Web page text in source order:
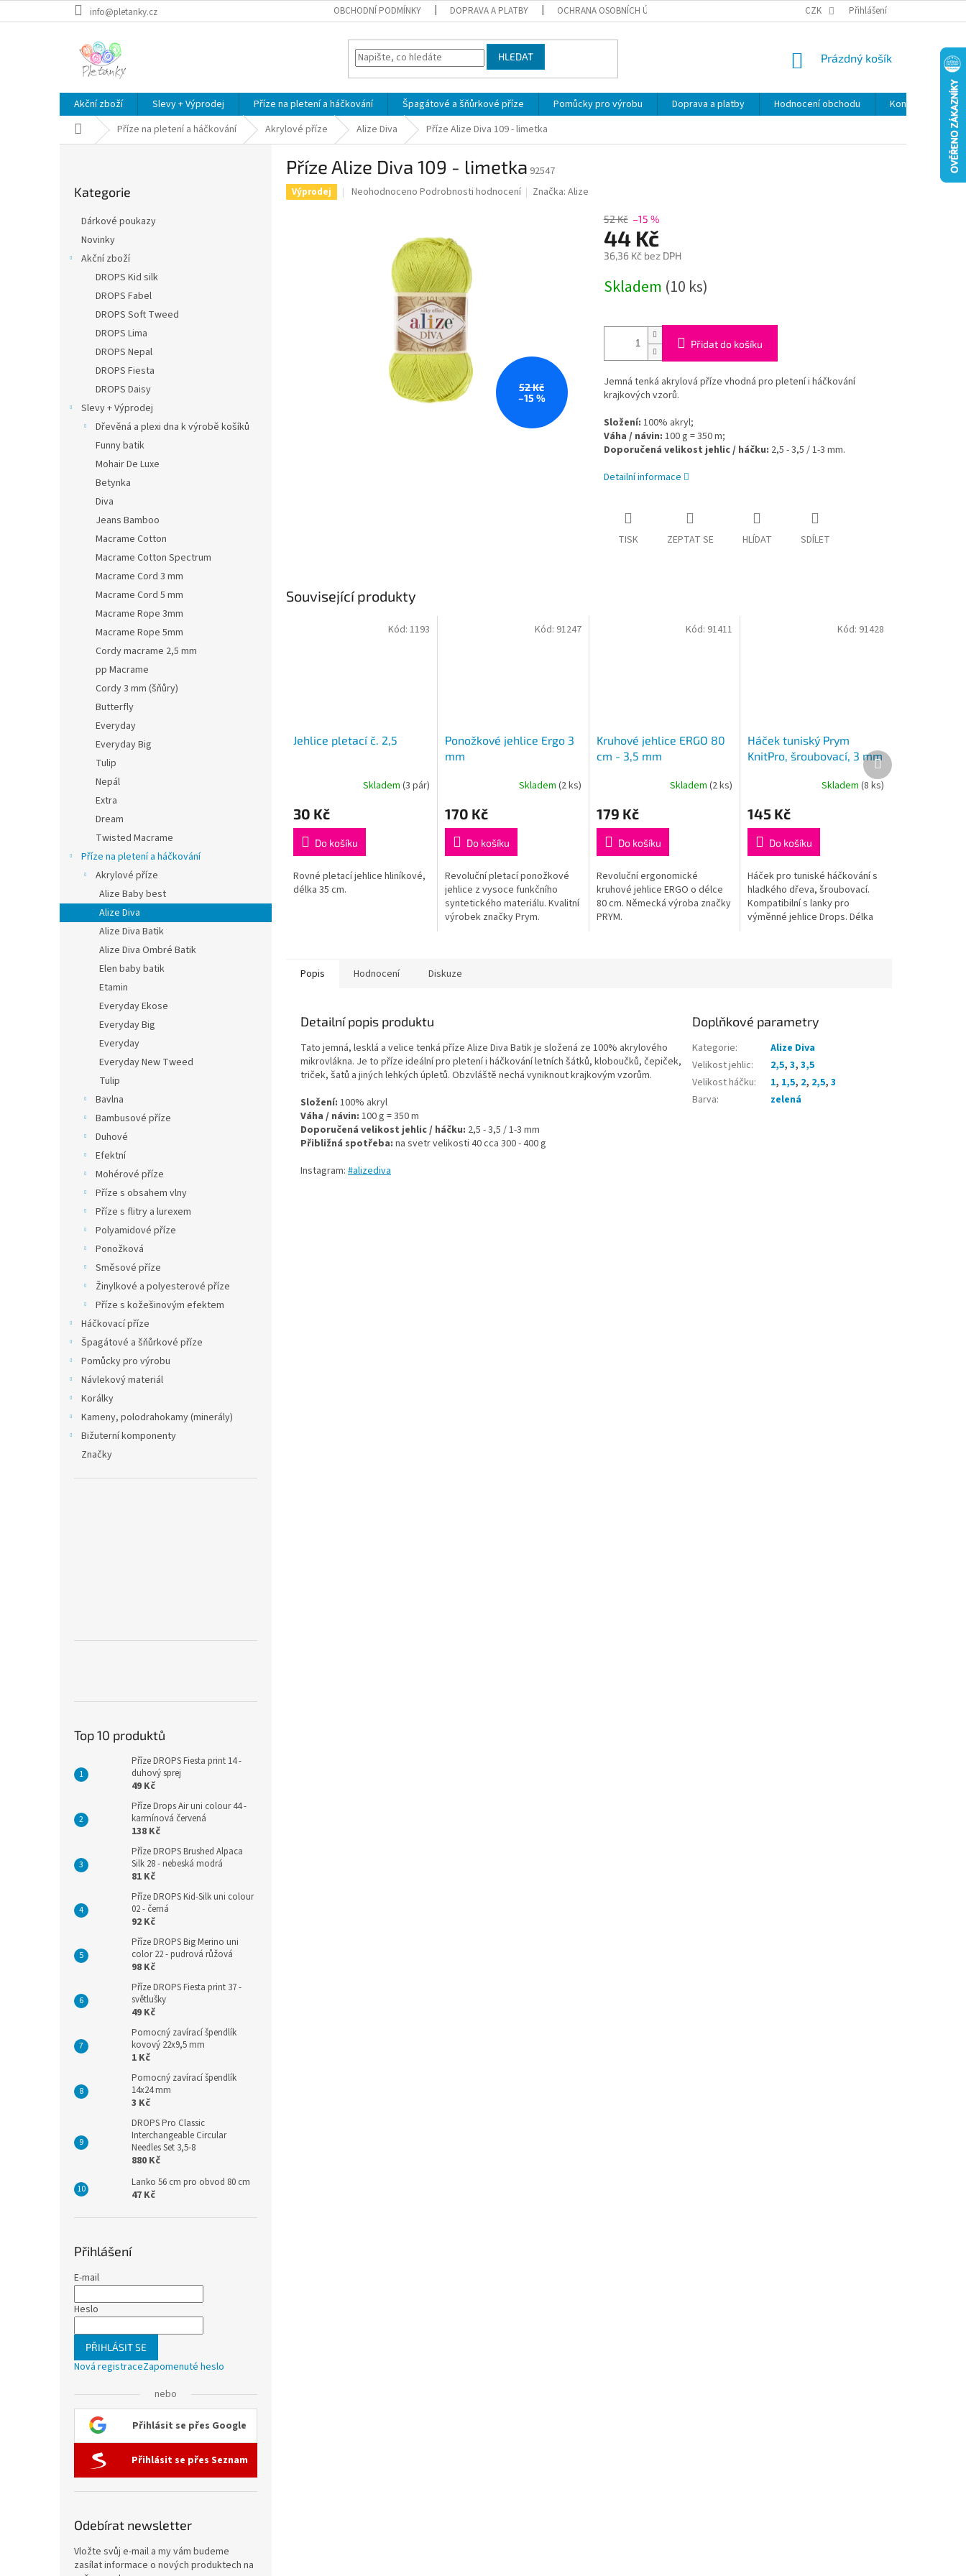
na
info@pletanky.cz OBCHODNÍ PODMÍNKY DOPRAVA A PLATBY OCHRANA OSOBNÍCH ÚDAJŮ CZK Přihlášení
HLEDAT
NÁKUPNÍ
Prázdný košík
Akční zboží Slevy + Výprodej Příze na pletení a háčkování Špagátové a šňůrkové příze Pomůcky pro výrobu Doprava a platby Hodnocení obchodu Kontakty
Domů Příze na pletení a háčkování Akrylové příze Alize Diva Příze Alize Diva 109 - limetka
kategorie
Kategorie
Dárkové poukazy
Novinky
Akční zboží
DROPS Kid silk
DROPS Fabel
DROPS Soft Tweed
DROPS Lima
DROPS Nepal
DROPS Fiesta
DROPS Daisy
Slevy + Výprodej
Dřevěná a plexi dna k výrobě košíků
Funny batik
Mohair De Luxe
Betynka
Diva
Jeans Bamboo
Macrame Cotton
Macrame Cotton Spectrum
Macrame Cord 3 mm
Macrame Cord 5 mm
Macrame Rope 3mm
Macrame Rope 5mm
Cordy macrame 2,5 mm
pp Macrame
Cordy 3 mm (šňůry)
Butterfly
Everyday
Everyday Big
Tulip
Nepál
Extra
Dream
Twisted Macrame
Příze na pletení a háčkování
Akrylové příze
Alize Baby best
Alize Diva
Alize Diva Batik
Alize Diva Ombré Batik
Elen baby batik
Etamin
Everyday Ekose
Everyday Big
Everyday
Everyday New Tweed
Tulip
Bavlna
Bambusové příze
Duhové
Efektní
Mohérové příze
Příze s obsahem vlny
Příze s flitry a lurexem
Polyamidové příze
Ponožková
Směsové příze
Žinylkové a polyesterové příze
Příze s kožešinovým efektem
Háčkovací příze
Špagátové a šňůrkové příze
Pomůcky pro výrobu
Návlekový materiál
Korálky
Kameny, polodrahokamy (minerály)
Bižuterní komponenty
Značky
Top 10 produktů
Příze DROPS Fiesta print 14 -
duhový sprej
49 Kč
Příze Drops Air uni colour 44 -
karmínová červená
138 Kč
Příze DROPS Brushed Alpaca
Silk 28 - nebeská modrá
81 Kč
Příze DROPS Kid-Silk uni colour
02 - černá
92 Kč
Příze DROPS Big Merino uni
color 22 - pudrová růžová
98 Kč
Příze DROPS Fiesta print 37 -
světlušky
49 Kč
Pomocný zavírací špendlík
kovový 22x9,5 mm
1 Kč
Pomocný zavírací špendlík
14x24 mm
3 Kč
DROPS Pro Classic
Interchangeable Circular
Needles Set 3,5-8
880 Kč
Lanko 56 cm pro obvod 80 cm
47 Kč
Přihlášení
E-mail
Heslo
PŘIHLÁSIT SE
Nová registraceZapomenuté heslo
nebo
Přihlásit se přes Google
Přihlásit se přes Seznam
Odebírat newsletter
Vložte svůj e-mail a my vám budeme
zasílat informace o nových produktech na
Příze Alize Diva 109 - limetka 92547
Výprodej
Průměrné
hvězdiček.
Neohodnoceno Podrobnosti hodnocení Značka:Alize
52 Kč
–15 %
52 Kč –15 %
44 Kč
36,36 Kč bez DPH
cena:
Skladem (10 ks)
Přidat do košíku
Jemná tenká akrylová příze vhodná pro pletení i háčkování
krajkových vzorů.
Složení: 100% akryl;
Váha / návin: 100 g = 350 m;
Doporučená velikost jehlic / háčku: 2,5 - 3,5 / 1-3 mm.
Detailní informace
TISK ZEPTAT SE HLÍDAT SDÍLET
Související produkty
Jehlice pletací č. 2,5
Skladem (3 pár)
30 Kč
Do košíku
Rovné pletací jehlice hliníkové,
délka 35 cm.
Kód: 1193
Ponožkové jehlice Ergo 3
mm
produktu
je
5,0
z
5
hvězdiček.
Skladem (2 ks)
170 Kč
Do košíku
Revoluční pletací ponožkové
jehlice z vysoce funkčního
syntetického materiálu. Kvalitní
výrobek značky Prym.
Kód: 91247
Kruhové jehlice ERGO 80
cm - 3,5 mm
Skladem(2 ks)
179 Kč
Do košíku
Revoluční ergonomické
kruhové jehlice ERGO o délce
80 cm. Německá výroba značky
PRYM.
Kód: 91411
Háček tuniský Prym
KnitPro, šroubovací, 3 mm
produktu
je
5,0
z
5
hvězdiček.
Skladem(8 ks)
145 Kč
Do košíku
Háček pro tuniské háčkování s
hladkého dřeva, šroubovací.
Kompatibilní s lanky pro
výměnné jehlice Drops. Délka
Kód: 91428
Další
produkt
Popis Hodnocení Diskuze
Detailní popis produktu
Tato jemná, lesklá a velice tenká příze Alize Diva Batik je složená ze 100% akrylového
mikrovlákna. Je to příze ideální pro pletení i háčkování letních šátků, kloboučků, čepiček,
triček, šatů a jiných lehkých úpletů. Obzvláště nechá vyniknout krajkovým vzorům.
Složení: 100% akryl
Váha / návin: 100 g = 350 m
Doporučená velikost jehlic / háčku: 2,5 - 3,5 / 1-3 mm
Přibližná spotřeba: na svetr velikosti 40 cca 300 - 400 g
Instagram: #alizediva
Doplňkové parametry
Kategorie:
Alize Diva
Velikost jehlic: 2,5,3,3,5
Velikost háčku: 1, 1,5, 2, 2,5,3
Barva: zelená